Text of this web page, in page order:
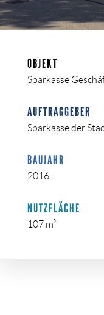
OBJEKT
Sparkasse
AUFTRAGGEBER
Sparkasse der
BAUJAHR
2016
NUTZFLÄCHE
107 m²